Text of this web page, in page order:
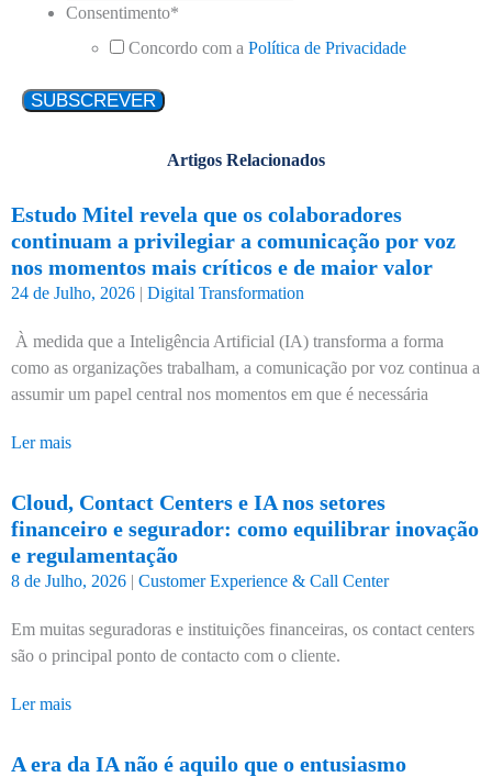
Consentimento*
Concordo com a Política de Privacidade
Artigos Relacionados
Estudo Mitel revela que os colaboradores
continuam a privilegiar a comunicação por voz
nos momentos mais críticos e de maior valor
24 de Julho, 2026 | Digital Transformation
À medida que a Inteligência Artificial (IA) transforma a forma
como as organizações trabalham, a comunicação por voz continua a
assumir um papel central nos momentos em que é necessária
Ler mais
Cloud, Contact Centers e IA nos setores
financeiro e segurador: como equilibrar inovação
e regulamentação
8 de Julho, 2026 | Customer Experience & Call Center
Em muitas seguradoras e instituições financeiras, os contact centers
são o principal ponto de contacto com o cliente.
Ler mais
A era da IA não é aquilo que o entusiasmo